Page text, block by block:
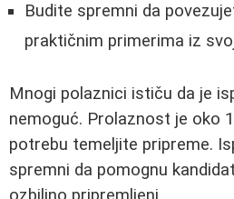
Budite spremni da
praktičnim primerima iz
Mnogi polaznici ističu da je
nemoguć. Prolaznost je oko
potrebu temeljite pripreme.
spremni da pomognu